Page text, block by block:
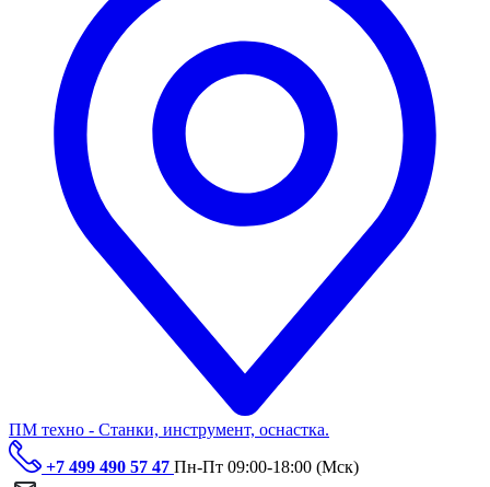
ПМ техно - Станки, инструмент, оснастка.
+7 499 490 57 47 Пн-Пт 09:00-18:00 (Мск)